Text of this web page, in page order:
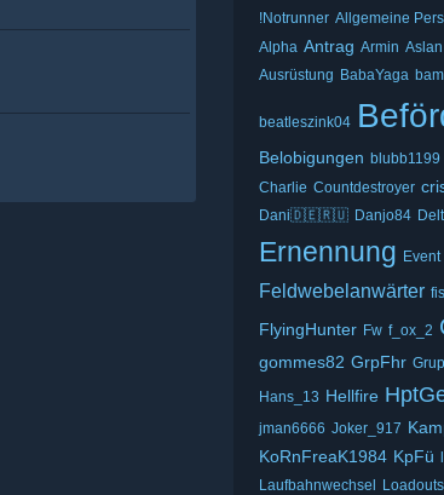
!Notrunner Allgemeine
Alpha Antrag Armin Aslan
Ausrüstung BabaYaga
beatleszink04
Belobigungen blubb1199
Charlie Countdestroyer
Dani🇩🇪🇷🇺 Danjo84
Ernennung Event
Feldwebelanwärter
FlyingHunter Fw f_ox_2
gommes82 GrpFhr
Hans_13 Hellfire
jman6666 Joker_917
KoRnFreaK1984 KpFü
Laufbahnwechsel
Loadouts